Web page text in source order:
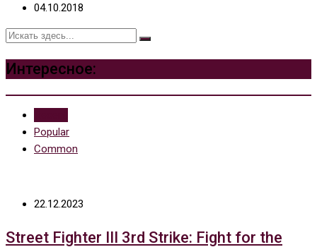
04.10.2018
Интересное:
Popular
Common
22.12.2023
Street Fighter III 3rd Strike: Fight for the